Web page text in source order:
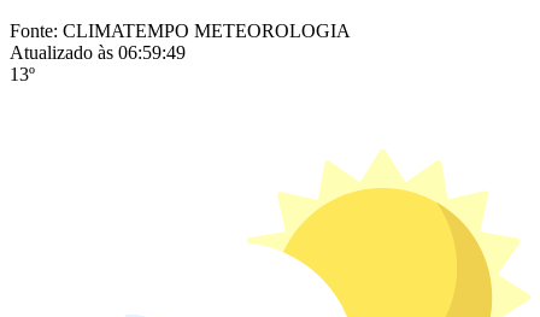
Fonte: CLIMATEMPO METEOROLOGIA
Atualizado às 06:59:49
13º